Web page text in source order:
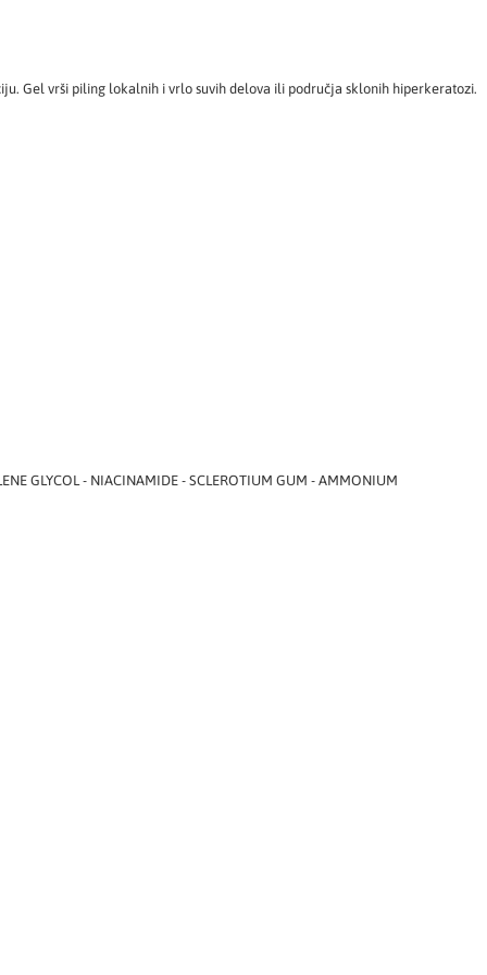
Gel vrši piling lokalnih i vrlo suvih delova ili područja sklonih hiperkeratozi.
GLYCOL - NIACINAMIDE - SCLEROTIUM GUM - AMMONIUM